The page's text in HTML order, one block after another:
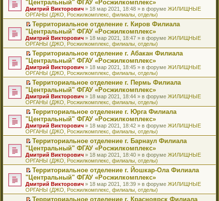
и
ю
щ
е
н
и
ю
у
с
о
о
б
щ
е
н
и
ю
н
н
о
м
с
о
о
б
щ
е
н
и
ю
и
т
а
н
н
о
м
у
с
о
о
б
щ
е
н
и
ю
е
п
р
о
ч
и
т
а
н
н
о
м
у
с
о
о
б
щ
е
н
и
ю
в
о
м
у
н
е
п
р
о
ч
и
т
а
н
н
о
м
у
с
о
о
б
щ
е
н
и
ю
и
к
п
е
р
в
о
м
у
н
е
п
р
о
ч
и
т
а
н
н
о
м
у
с
о
о
б
щ
е
н
и
ю
е
р
е
й
т
и
к
п
е
р
в
о
м
у
н
е
п
р
о
ч
и
т
а
н
н
о
м
у
с
о
о
б
щ
е
"Центральный" ФГАУ «Росжилкомплекс»
Дмитрий Викторович » 18 мар 2021, 18:48 » в форуме ЖИЛИЩНЫЕ
ОРГАНЫ (ДЖО, Росжилкомплекс, филиалы, отделы)
П
е
р
е
й
т
и
к
п
е
р
в
о
м
у
н
е
п
р
о
ч
и
т
а
н
н
о
м
у
с
Территориальное отделение г. Киров Филиала
"Центральный" ФГАУ «Росжилкомплекс»
Дмитрий Викторович » 18 мар 2021, 18:47 » в форуме ЖИЛИЩНЫЕ
ОРГАНЫ (ДЖО, Росжилкомплекс, филиалы, отделы)
П
е
р
е
й
т
и
к
п
е
р
в
о
м
у
н
е
п
р
о
ч
и
т
а
н
Территориальное отделение г. Абакан Филиала
"Центральный" ФГАУ «Росжилкомплекс»
Дмитрий Викторович » 18 мар 2021, 18:45 » в форуме ЖИЛИЩНЫЕ
ОРГАНЫ (ДЖО, Росжилкомплекс, филиалы, отделы)
П
е
р
е
й
т
и
к
п
е
р
в
о
м
у
н
е
п
р
о
Территориальное отделение г. Пермь Филиала
"Центральный" ФГАУ «Росжилкомплекс»
Дмитрий Викторович » 18 мар 2021, 18:44 » в форуме ЖИЛИЩНЫЕ
ОРГАНЫ (ДЖО, Росжилкомплекс, филиалы, отделы)
П
е
р
е
й
т
и
к
п
е
р
в
о
м
у
Территориальное отделение г. Юрга Филиала
"Центральный" ФГАУ «Росжилкомплекс»
Дмитрий Викторович » 18 мар 2021, 18:42 » в форуме ЖИЛИЩНЫЕ
ОРГАНЫ (ДЖО, Росжилкомплекс, филиалы, отделы)
П
е
р
е
й
т
и
к
п
е
Территориальное отделение г. Барнаул Филиала
"Центральный" ФГАУ «Росжилкомплекс»
Дмитрий Викторович » 18 мар 2021, 18:40 » в форуме ЖИЛИЩНЫЕ
ОРГАНЫ (ДЖО, Росжилкомплекс, филиалы, отделы)
П
е
р
е
й
Территориальное отделение г. Йошкар-Ола Филиала
"Центральный" ФГАУ «Росжилкомплекс»
Дмитрий Викторович » 18 мар 2021, 18:39 » в форуме ЖИЛИЩНЫЕ
ОРГАНЫ (ДЖО, Росжилкомплекс, филиалы, отделы)
Территориальное отделение г. Красноярск Филиала